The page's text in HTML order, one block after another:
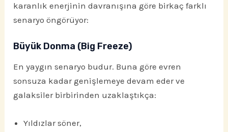
karanlık enerjinin davranışına göre birkaç farklı
senaryo öngörüyor:
Büyük Donma (Big Freeze)
En yaygın senaryo budur. Buna göre evren
sonsuza kadar genişlemeye devam eder ve
galaksiler birbirinden uzaklaştıkça:
Yıldızlar söner,